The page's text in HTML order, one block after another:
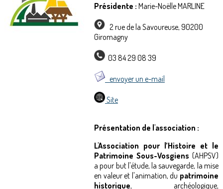
Présidente : Marie-Noëlle MARLINE
2 rue de la Savoureuse, 90200
Giromagny
03 84 29 08 39
envoyer un e-mail
Site
Présentation de l'association :
L'Association pour l’Histoire et le
Patrimoine Sous-Vosgiens (AHPSV)
a pour but l'étude, la sauvegarde, la mise
en valeur et l'animation, du patrimoine
historique, archéologique,